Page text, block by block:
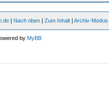
| Nach oben |Zum Inhalt |Archiv-Modus
byMyBB